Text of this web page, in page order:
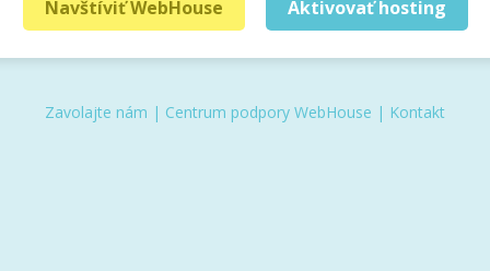
Navštíviť WebHouse Aktivovať hosting
Zavolajte nám | Centrum podpory WebHouse | Kontakt